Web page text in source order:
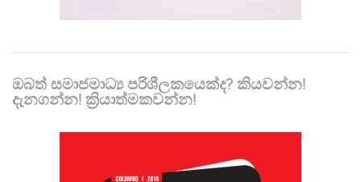
ඔබත් සමාජමාධ්‍ය පරිශීලකයෙක්ද? කියවන්න!
දැනගන්න! ක්‍රියාත්මකවන්න!